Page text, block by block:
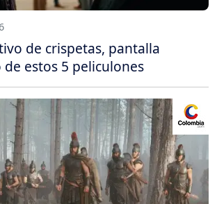
de crispetas, pantalla
estos 5 peliculones